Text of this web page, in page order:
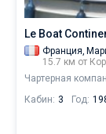
Le Boat
Франция,
15.7 км от
Чартерная
Кабин: 3 Год: